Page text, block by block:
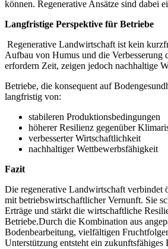
können. Regenerative Ansätze sind dabei
Langfristige Perspektive für Betriebe
Regenerative Landwirtschaft ist kein
Aufbau von Humus und die Verbesserung
erfordern Zeit, zeigen jedoch nachhaltige
Betriebe, die konsequent auf
langfristig von:
stabileren Produktionsbedingungen
höherer Resilienz gegenüber
verbesserter Wirtschaftlichkeit
nachhaltiger Wettbewerbsfähigkeit
Fazit
Die regenerative Landwirtschaft verbindet
mit betriebswirtschaftlicher Vernunft. Sie
Erträge und stärkt die wirtschaftliche
Betriebe.Durch die Kombination aus
Bodenbearbeitung, vielfältigen
Unterstützung entsteht ein zukunftsfähiges